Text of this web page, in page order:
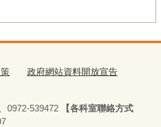
政府網站資料開放宣告
0972-539472
【各科室聯絡方式